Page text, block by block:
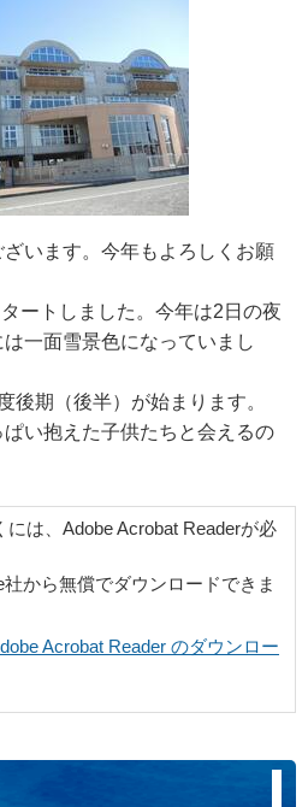
います。今年もよろしくお願
ートしました。今年は2日の夜
一面雪景色になっていまし
後期（後半）が始まります。
い抱えた子供たちと会えるの
は、Adobe Acrobat Readerが必
から無償でダウンロードできま
Acrobat Reader のダウンロー